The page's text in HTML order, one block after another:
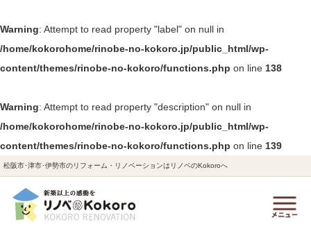
Warning: Attempt to read property "label" on null in
/home/kokorohome/rinobe-no-kokoro.jp/public_html/wp-
content/themes/rinobe-no-kokoro/functions.php on line 138
Warning: Attempt to read property "description" on null in
/home/kokorohome/rinobe-no-kokoro.jp/public_html/wp-
content/themes/rinobe-no-kokoro/functions.php on line 139
松阪市･津市･伊勢市のリフォーム・リノベーションはリノベのKokoroへ